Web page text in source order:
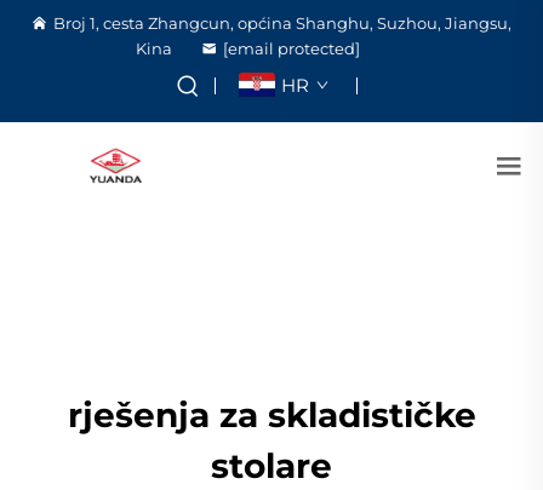
Broj 1, cesta Zhangcun, općina Shanghu, Suzhou, Jiangsu,
Kina
[email protected]
HR
rješenja za skladističke
stolare